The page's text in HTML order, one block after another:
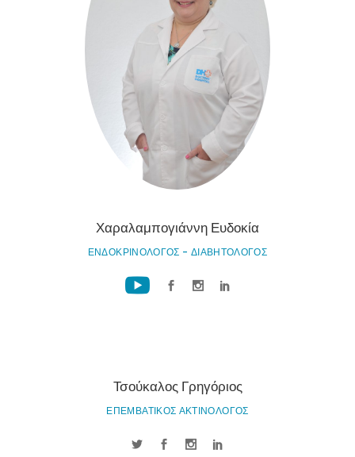
Χαραλαμπογιάννη Ευδοκία
ΕΝΔΟΚΡΙΝΟΛΟΓΟΣ - ΔΙΑΒΗΤΟΛΟΓΟΣ
Τσούκαλος Γρηγόριος
ΕΠΕΜΒΑΤΙΚΟΣ ΑΚΤΙΝΟΛΟΓΟΣ